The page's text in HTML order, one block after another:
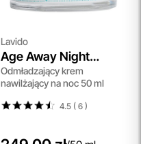
Lavido
Age Away Night
Cream
Odmładzający krem
nawilżający na noc 50 ml
4.5 ( 6)